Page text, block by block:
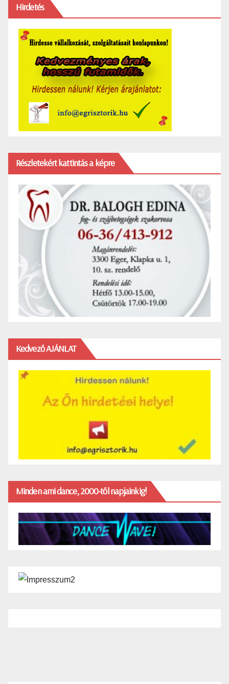
Hirdetés
Részletekért kattintás a képre
Kedvező AJÁNLAT
Minden ami dance, 2000-től napjainkig!